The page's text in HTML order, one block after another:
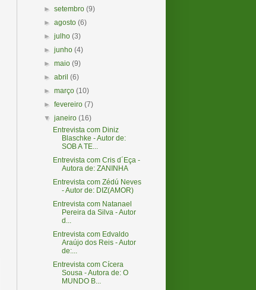
►setembro(9)
►agosto(6)
►julho(3)
►junho(4)
►maio(9)
►abril(6)
►março(10)
►fevereiro(7)
▼janeiro(16)
Entrevista com Diniz
Blaschke - Autor de:
SOB A TE...
Entrevista com Cris d´Eça -
Autora de: ZANINHA
Entrevista com Zédú Neves
- Autor de: DIZ(AMOR)
Entrevista com Natanael
Pereira da Silva - Autor
d...
Entrevista com Edvaldo
Araújo dos Reis - Autor
de:...
Entrevista com Cícera
Sousa - Autora de: O
MUNDO B...